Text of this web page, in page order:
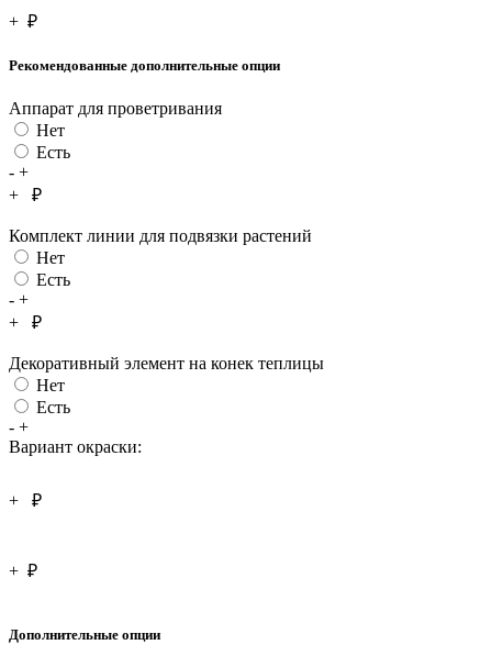
+ ₽
Рекомендованные дополнительные опции
Аппарат для проветривания
Нет
Есть
- +
+
₽
Комплект линии для подвязки растений
Нет
Есть
- +
+
₽
Декоративный элемент на конек теплицы
Нет
Есть
- +
Вариант окраски:
+ ₽
+ ₽
Дополнительные опции